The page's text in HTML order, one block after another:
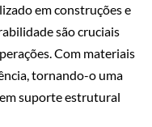
em construções e
são cruciais
Com materiais
tornando-o uma
suporte estrutural